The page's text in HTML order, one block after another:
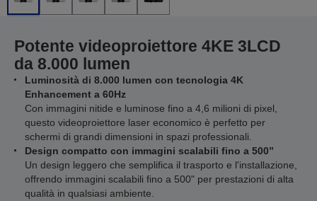
Potente videoproiettore 4KE 3LCD
da 8.000 lumen
Luminosità di 8.000 lumen con tecnologia 4K
Enhancement a 60Hz
Con immagini nitide e luminose fino a 4,6 milioni di pixel,
questo videoproiettore laser economico è perfetto per
schermi di grandi dimensioni in spazi professionali.
Design compatto con immagini scalabili fino a 500”
Un design leggero che semplifica il trasporto e l'installazione,
offrendo immagini scalabili fino a 500" per prestazioni di alta
qualità in qualsiasi ambiente.